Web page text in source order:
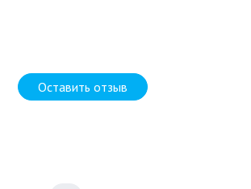
Оставить отзыв